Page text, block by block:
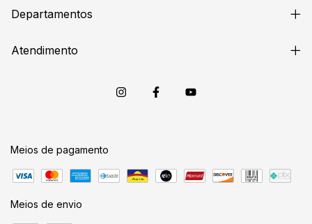
Departamentos
Atendimento
Meios de pagamento
Meios de envio